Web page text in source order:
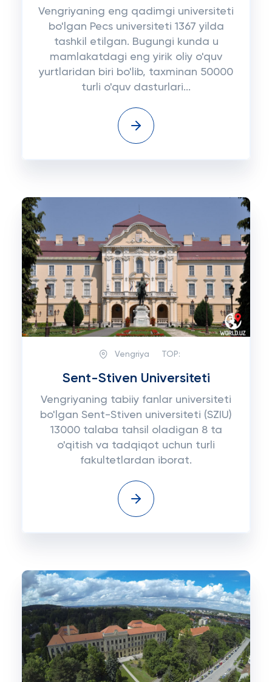
Vengriyaning eng qadimgi universiteti
bo'lgan Pecs universiteti 1367 yilda
tashkil etilgan. Bugungi kunda u
mamlakatdagi eng yirik oliy o'quv
yurtlaridan biri bo'lib, taxminan 50000
turli o'quv dasturlari...
Vengriya TOP:
Sent-Stiven Universiteti
Vengriyaning tabiiy fanlar universiteti
bo'lgan Sent-Stiven universiteti (SZIU)
13000 talaba tahsil oladigan 8 ta
o'qitish va tadqiqot uchun turli
fakultetlardan iborat.